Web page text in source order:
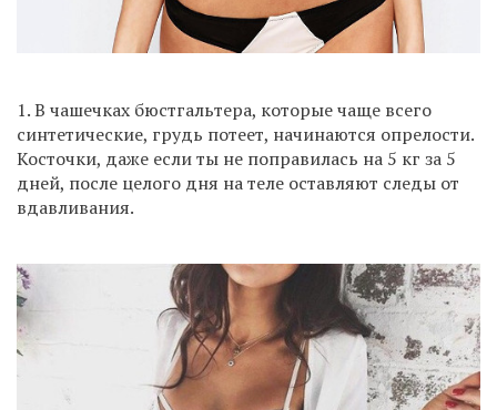
1. В чашечках бюстгальтера, которые чаще всего
синтетические, грудь потеет, начинаются опрелости.
Косточки, даже если ты не поправилась на 5 кг за 5
дней, после целого дня на теле оставляют следы от
вдавливания.